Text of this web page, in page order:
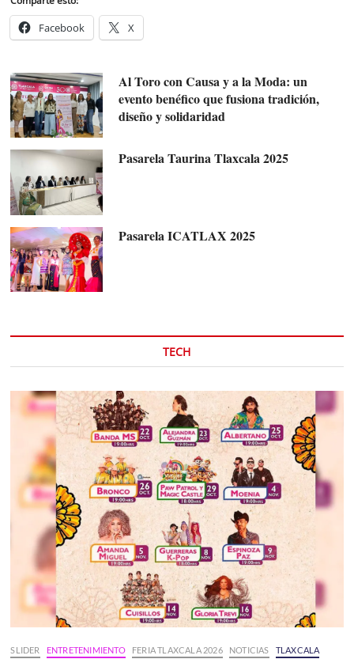
Facebook X
Al Toro con Causa y a la Moda: un
evento benéfico que fusiona tradición,
diseño y solidaridad
Pasarela Taurina Tlaxcala 2025
Pasarela ICATLAX 2025
TECH
SLIDER ENTRETENIMIENTO FERIA TLAXCALA 2026 NOTICIAS TLAXCALA